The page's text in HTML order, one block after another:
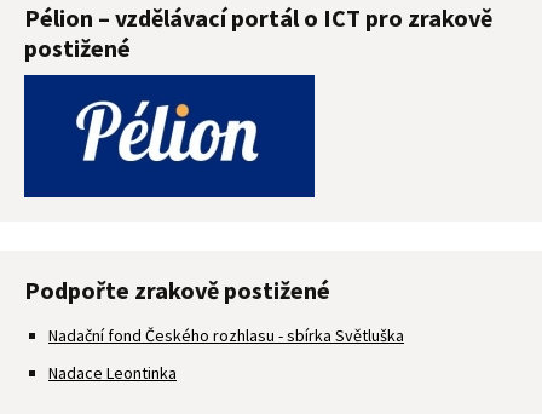
Pélion – vzdělávací portál o ICT pro zrakově
postižené
Podpořte zrakově postižené
Nadační fond Českého rozhlasu - sbírka Světluška
Nadace Leontinka